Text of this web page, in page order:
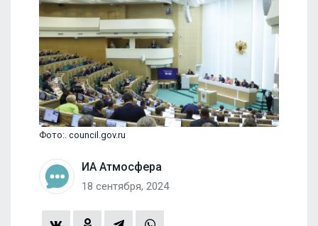
Фото:. council.gov.ru
ИА Атмосфера
18 сентября, 2024